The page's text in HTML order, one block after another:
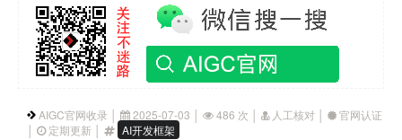
AIGC官网收录 │ 2025-07-03 │ 486 次 │ 人工核对 │
官网认证
│
定期更新 │ AI开发框架